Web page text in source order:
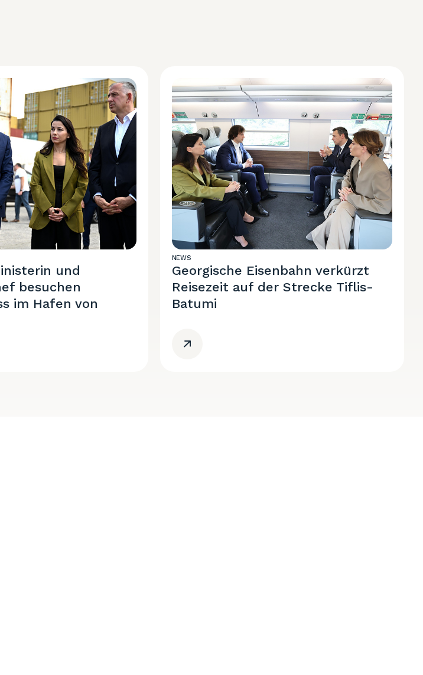
und
besuchen
im Hafen von
NEWS
Georgische Eisenbahn verkürzt
Reisezeit auf der Strecke Tiflis-
Batumi